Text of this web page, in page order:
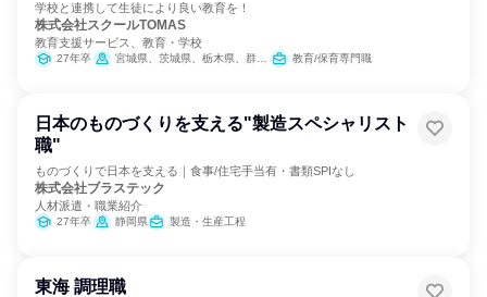
学校と連携して生徒により良い教育を！
株式会社スクールTOMAS
教育支援サービス、教育・学校
27年卒 宮城県、茨城県、栃木県、群馬県、埼玉県、千葉県、東京都、神奈川県、長野県、岐阜県、静岡県、京都府、大阪府、兵庫県、奈良県、岡山県、広島県、愛媛県、高知県、福岡県、佐賀県、長崎県 教育/保育専門職
日本のものづくりを支える"製造スペシャリスト
職"
ものづくりで日本を支える｜食事/住宅手当有・書類SPIなし
株式会社ブラステック
人材派遣・職業紹介
27年卒 静岡県 製造・生産工程
東海 調理職